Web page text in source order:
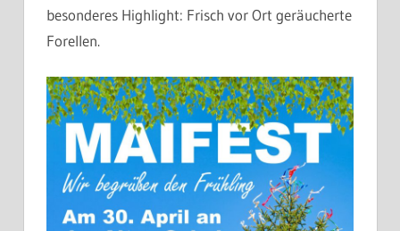
besonderes Highlight: Frisch vor Ort geräucherte
Forellen.